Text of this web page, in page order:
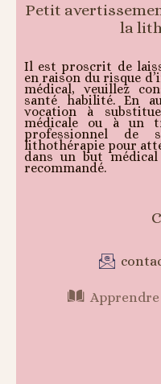
Petit
la
Il est proscrit de
en raison du risque
médical, veuillez
santé habilité. En
vocation à
médicale ou à un
professionnel de
lithothérapie pour
dans un but médical
recommandé.
Apprendre